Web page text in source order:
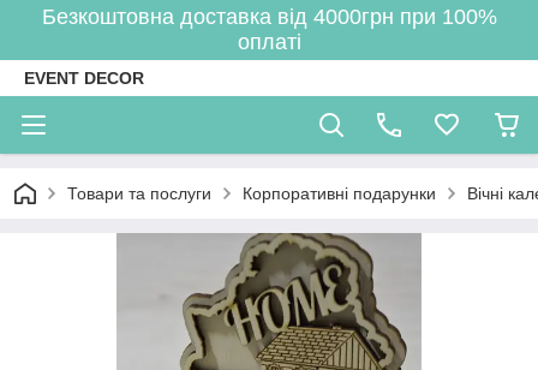
Безкоштовна доставка від 4000грн при 100%
оплаті
EVENT DECOR
Товари та послуги Корпоративні подарунки Вічні